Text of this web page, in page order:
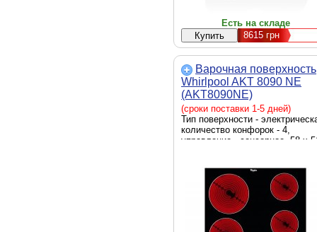
Есть на складе
8615 грн
Варочная поверхность
Whirlpool AKT 8090 NE
(AKT8090NE)
(сроки поставки 1-5 дней)
Тип поверхности -
количество конфорок - 4,
управление - сенсорное, 58 х